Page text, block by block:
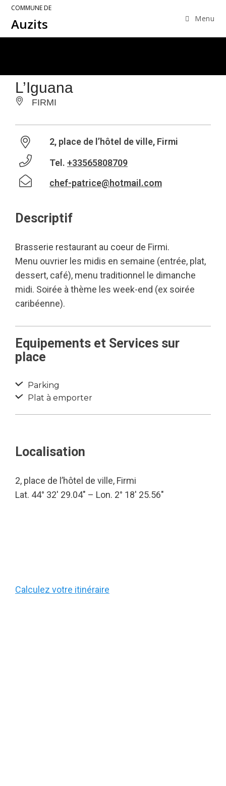
COMMUNE DE
Auzits Menu
L’Iguana
FIRMI
2, place de l’hôtel de ville, Firmi
Tel. +33565808709
chef-patrice@hotmail.com
Descriptif
Brasserie restaurant au coeur de Firmi.
Menu ouvrier les midis en semaine (entrée, plat,
dessert, café), menu traditionnel le dimanche
midi. Soirée à thème les week-end (ex soirée
caribéenne).
Equipements et Services sur
place
Parking
Plat à emporter
Localisation
2, place de l’hôtel de ville, Firmi
Lat. 44° 32′ 29.04″ – Lon. 2° 18′ 25.56″
Calculez votre itinéraire